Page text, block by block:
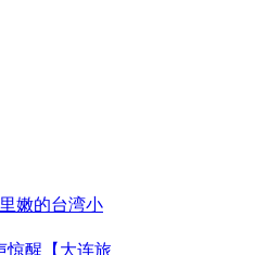
嫩的台湾小
惊醒【大连旅